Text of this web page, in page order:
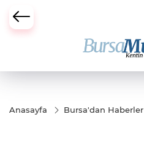
Büyükşehir Darbesi
Anasayfa Bursa'dan Haberler